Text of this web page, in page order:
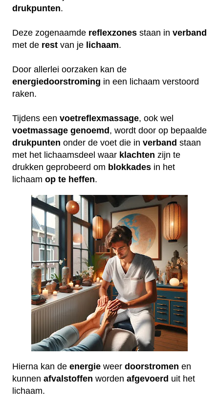
drukpunten.
Deze zogenaamde reflexzones staan in verband
met de rest van je lichaam.
Door allerlei oorzaken kan de
energiedoorstroming in een lichaam verstoord
raken.
Tijdens een voetreflexmassage, ook wel
voetmassage genoemd , wordt door op bepaalde
drukpunten onder de voet die in verband staan
met het lichaamsdeel waar klachten zijn te
drukken geprobeerd om blokkades in het
lichaam op te heffen.
Hierna kan de energie weer doorstromen en
kunnen afvalstoffen worden afgevoerd uit het
lichaam.